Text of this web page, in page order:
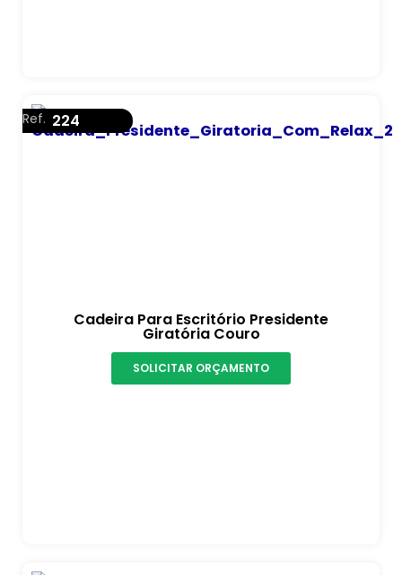
Cadeira Para Escritório Presidente
Giratória Couro
Ref. 224
SOLICITAR ORÇAMENTO